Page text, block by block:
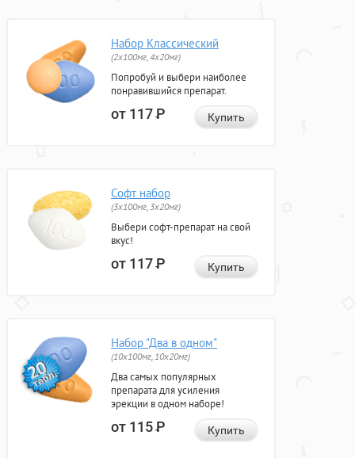
Набор Классический
(2x100мг, 4x20мг)
Попробуй и выбери наиболее
понравившийся препарат.
от 117Р Купить
Софт набор
(3x100мг, 3x20мг)
Выбери софт-препарат на свой
вкус!
от 117Р Купить
Набор "Два в одном"
(10x100мг, 10x20мг)
Два самых популярных
препарата для усиления
эрекции в одном наборе!
от 115Р Купить